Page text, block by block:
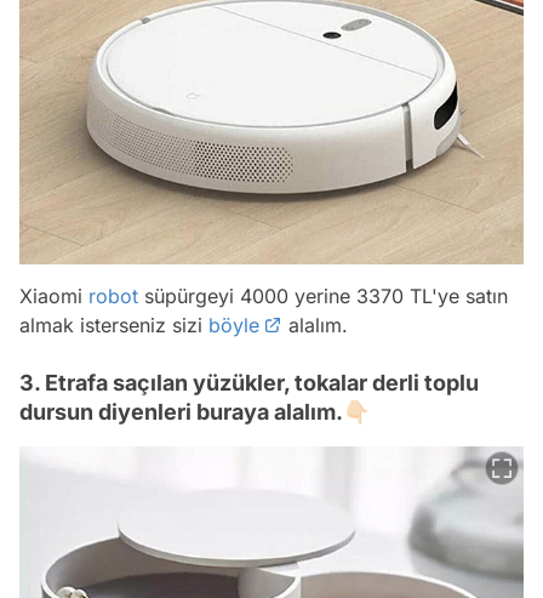
Xiaomi robot süpürgeyi 4000 yerine 3370 TL'ye satın
almak isterseniz sizi böyle alalım.
3. Etrafa saçılan yüzükler, tokalar derli toplu
dursun diyenleri buraya alalım.👇🏻